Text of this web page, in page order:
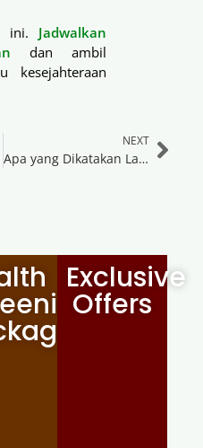
ini. Jadwalkan
dan ambil
kesejahteraan
NEXT
Apa yang Dikatakan Laporan Medis Anda Tentang Anda: Pemeriksaan Profil Lipid
Exclusive
Offers